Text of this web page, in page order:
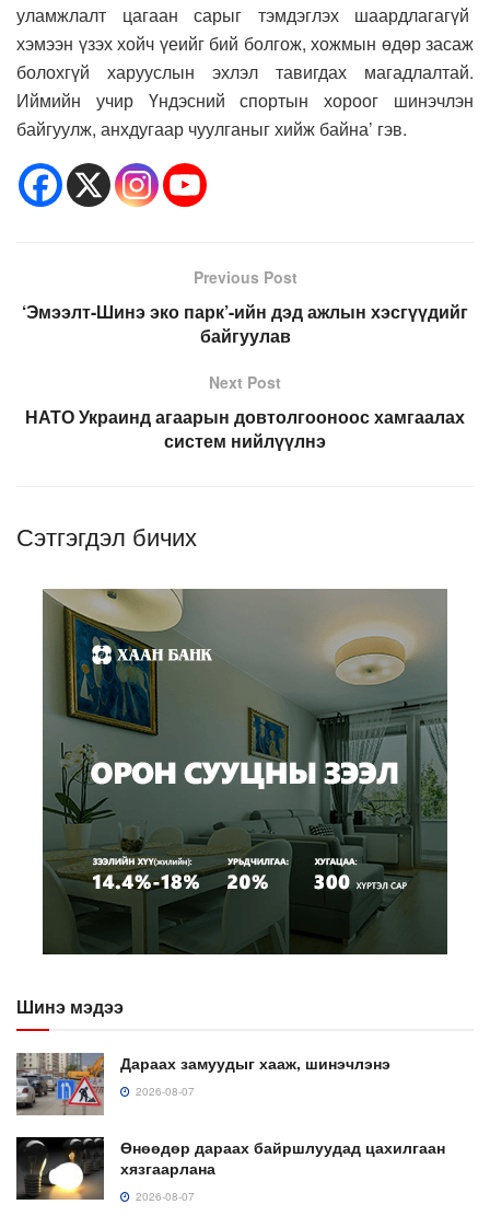
уламжлалт цагаан сарыг тэмдэглэх шаардлагагүй
хэмээн үзэх хойч үеийг бий болгож, хожмын өдөр засаж
болохгүй харууслын эхлэл тавигдах магадлалтай.
Иймийн учир Үндэсний спортын хороог шинэчлэн
байгуулж, анхдугаар чуулганыг хийж байна’ гэв.
Previous Post
‘Эмээлт-Шинэ эко парк’-ийн дэд ажлын хэсгүүдийг
байгуулав
Next Post
НАТО Украинд агаарын довтолгооноос хамгаалах
систем нийлүүлнэ
Сэтгэгдэл бичих
Шинэ мэдээ
Дараах замуудыг хааж, шинэчлэнэ
2026-08-07
Өнөөдөр дараах байршлуудад цахилгаан
хязгаарлана
2026-08-07